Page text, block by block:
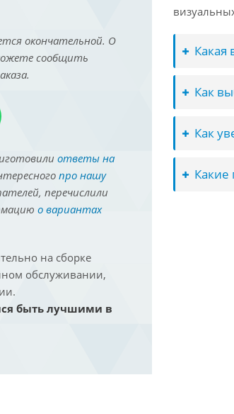
окончательной. О
сообщить
ответы на
про нашу
перечислили
о вариантах
на сборке
обслуживании,
быть лучшими в
Какая
Как
Как
Какие